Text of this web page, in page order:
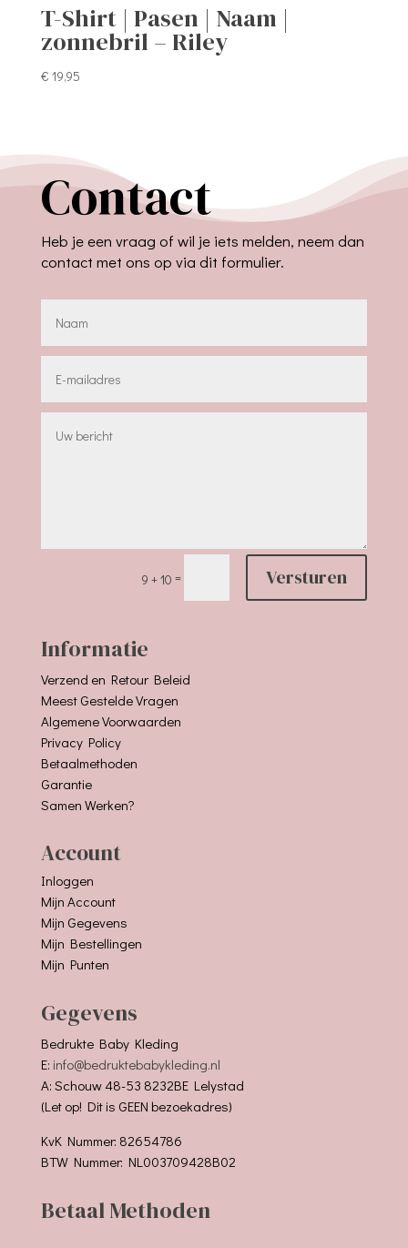
T-Shirt | Pasen | Naam |
zonnebril – Riley
€ 19,95
Contact
Heb je een vraag of wil je iets melden, neem dan
contact met ons op via dit formulier.
9 + 10 = Versturen
Informatie
Verzend en Retour Beleid
Meest Gestelde Vragen
Algemene Voorwaarden
Privacy Policy
Betaalmethoden
Garantie
Samen Werken?
Account
Inloggen
Mijn Account
Mijn Gegevens
Mijn Bestellingen
Mijn Punten
Gegevens
Bedrukte Baby Kleding
E: info@bedruktebabykleding.nl
A: Schouw 48-53 8232BE Lelystad
(Let op! Dit is GEEN bezoekadres)
KvK Nummer: 82654786
BTW Nummer: NL003709428B02
Betaal Methoden